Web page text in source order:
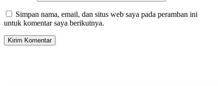
Simpan nama, email, dan situs web saya pada peramban ini
untuk komentar saya berikutnya.